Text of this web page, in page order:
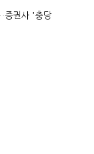
증권사 '충당